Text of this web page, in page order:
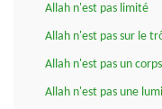
Allah n'est pas limité
Allah n'est pas sur le
Allah n'est pas un
Allah n'est pas une